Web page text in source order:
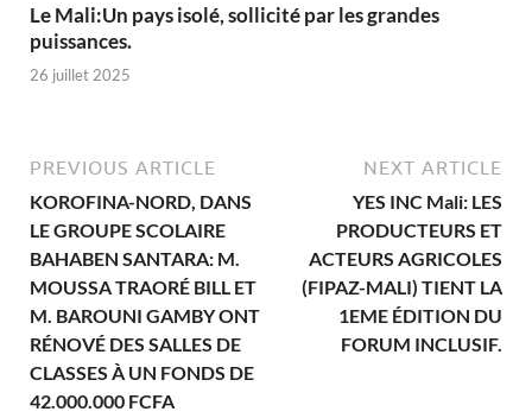
Le Mali:Un pays isolé, sollicité par les grandes
puissances.
26 juillet 2025
PREVIOUS ARTICLE
KOROFINA-NORD, DANS
LE GROUPE SCOLAIRE
BAHABEN SANTARA: M.
MOUSSA TRAORÉ BILL ET
M. BAROUNI GAMBY ONT
RÉNOVÉ DES SALLES DE
CLASSES À UN FONDS DE
42.000.000 FCFA
NEXT ARTICLE
YES INC Mali: LES
PRODUCTEURS ET
ACTEURS AGRICOLES
(FIPAZ-MALI) TIENT LA
1EME ÉDITION DU
FORUM INCLUSIF.